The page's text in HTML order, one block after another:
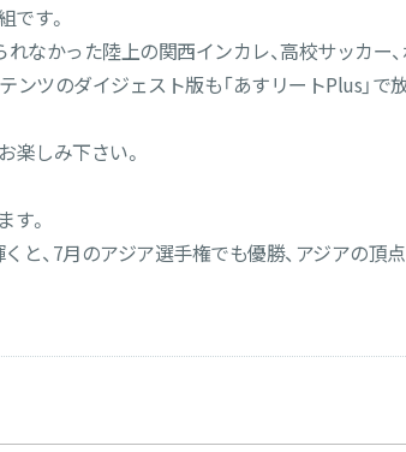
です。
なかった陸上の関西インカレ、高校サッカー
ンツのダイジェスト版も「あすリートPlus」で
楽しみ下さい。
す。
と、7月のアジア選手権でも優勝、アジアの頂